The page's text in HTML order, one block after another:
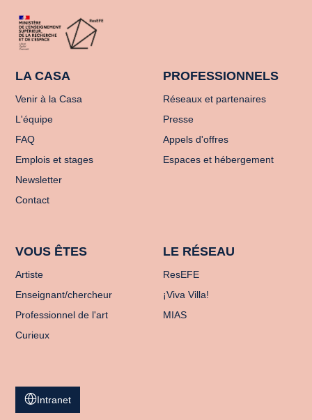
LA CASA
Venir à la Casa
L'équipe
FAQ
Emplois et stages
Newsletter
Contact
PROFESSIONNELS
Réseaux et partenaires
Presse
Appels d'offres
Espaces et hébergement
VOUS ÊTES
Artiste
Enseignant/chercheur
Professionnel de l'art
Curieux
LE RÉSEAU
ResEFE
¡Viva Villa!
MIAS
Intranet